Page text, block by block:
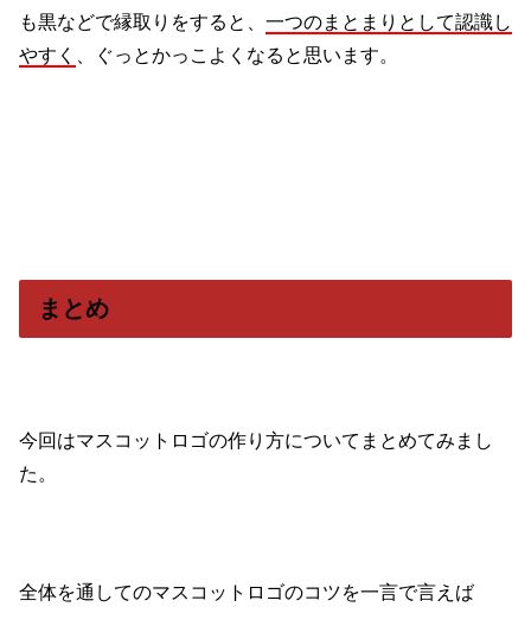
も黒などで縁取りをすると、 一つのまとまりとして認識し
やすく
、ぐっとかっこよくなると思います。
まとめ
今回はマスコットロゴの作り方についてまとめてみまし
た。
全体を通してのマスコットロゴのコツを一言で言えば